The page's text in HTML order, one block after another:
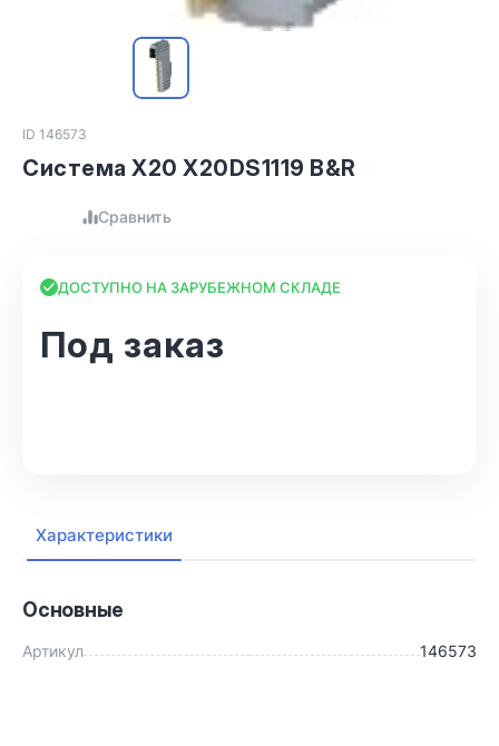
ID 146573
Система X20 X20DS1119 B&R
Сравнить
ДОСТУПНО НА ЗАРУБЕЖНОМ СКЛАДЕ
Под заказ
Характеристики
Основные
Артикул 146573